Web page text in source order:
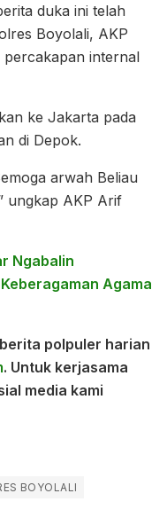
duka ini telah
Boyolali, AKP
internal
ke Jakarta pada
di Depok.
arwah Beliau
ungkap AKP Arif
Ngabalin
Agama
polpuler harian
. Untuk kerjasama
media kami
BOYOLALI